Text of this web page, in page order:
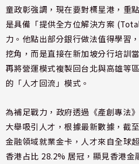
童政彰強調，現在要對標星港，重
是具備「提供全方位解決方案
力。他點出部分銀行做法值得學習
挖角，而是直接在新加坡分行培訓
再將營運模式複製回台北與高雄等
的「人才回流」模式。
為補足戰力，政府透過《產創專法
大舉吸引人才，根據最新數據，截
金融領域就業金卡，人才來自全球
香港占比 28.2% 居冠，顯見香港金